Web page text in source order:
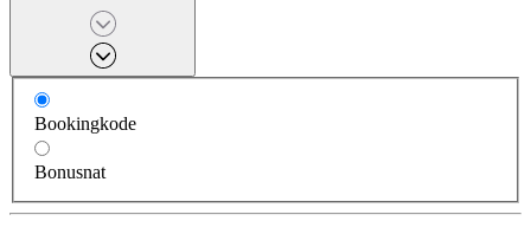
Bookingkode
Bonusnat